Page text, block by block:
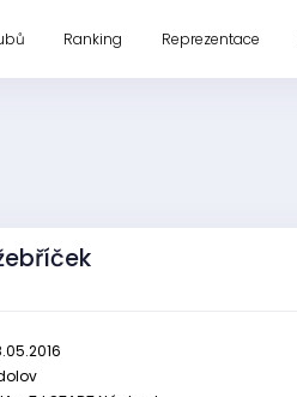
Ranking Reprezentace